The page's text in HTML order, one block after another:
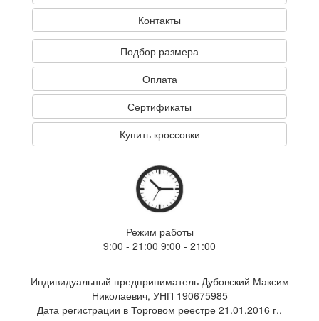
Контакты
Подбор размера
Оплата
Сертификаты
Купить кроссовки
Режим работы
9:00 - 21:00 9:00 - 21:00
Индивидуальный предприниматель Дубовский Максим
Николаевич, УНП 190675985
Дата регистрации в Торговом реестре 21.01.2016 г.,